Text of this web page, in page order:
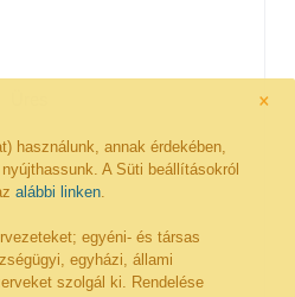
×
használunk, annak érdekében,
A Süti beállításokról
alábbi linken.
egyéni- és társas
egyházi, állami
szolgál ki. Rendelése